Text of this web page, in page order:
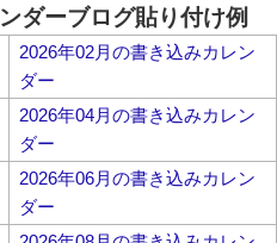
ダーブログ貼り付け例
2026年02月の書き込みカレン
ダー
2026年04月の書き込みカレン
ダー
2026年06月の書き込みカレン
ダー